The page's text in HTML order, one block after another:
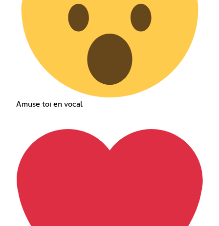
Amuse toi en vocal